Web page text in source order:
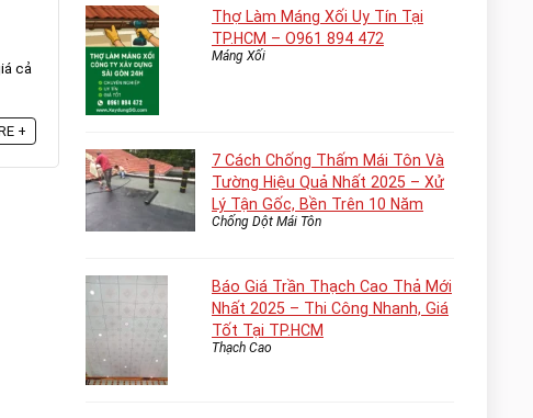
cả
+
Thợ Làm Máng Xối Uy Tín Tại
TP.HCM – O961 894 472
Máng Xối
7 Cách Chống Thấm Mái Tôn Và
Tường Hiệu Quả Nhất 2025 – Xử
Lý Tận Gốc, Bền Trên 10 Năm
Chống Dột Mái Tôn
Báo Giá Trần Thạch Cao Thả Mới
Nhất 2025 – Thi Công Nhanh, Giá
Tốt Tại TP.HCM
Thạch Cao